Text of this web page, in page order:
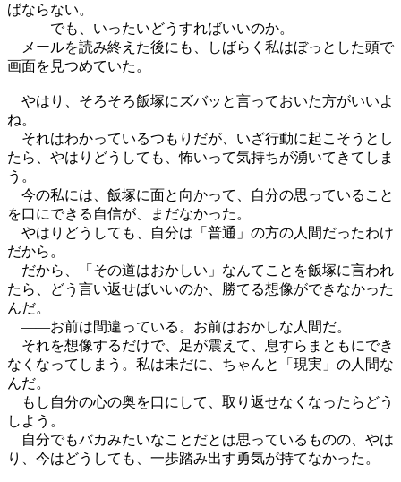
ばならない。
――でも、いったいどうすればいいのか。
メールを読み終えた後にも、しばらく私はぼっとした頭で
画面を見つめていた。
やはり、そろそろ飯塚にズバッと言っておいた方がいいよ
ね。
それはわかっているつもりだが、いざ行動に起こそうとし
たら、やはりどうしても、怖いって気持ちが湧いてきてしま
う。
今の私には、飯塚に面と向かって、自分の思っていること
を口にできる自信が、まだなかった。
やはりどうしても、自分は「普通」の方の人間だったわけ
だから。
だから、「その道はおかしい」なんてことを飯塚に言われ
たら、どう言い返せばいいのか、勝てる想像ができなかった
んだ。
――お前は間違っている。お前はおかしな人間だ。
それを想像するだけで、足が震えて、息すらまともにでき
なくなってしまう。私は未だに、ちゃんと「現実」の人間な
んだ。
もし自分の心の奥を口にして、取り返せなくなったらどう
しよう。
自分でもバカみたいなことだとは思っているものの、やは
り、今はどうしても、一歩踏み出す勇気が持てなかった。